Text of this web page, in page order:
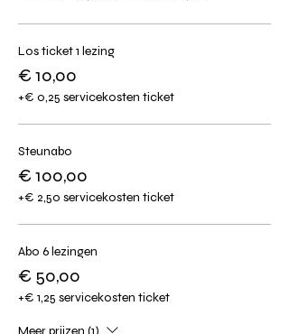
Los ticket 1 lezing
€ 10,00
+€ 0,25 servicekosten ticket
Steunabo
€ 100,00
+€ 2,50 servicekosten ticket
Abo 6 lezingen
€ 50,00
+€ 1,25 servicekosten ticket